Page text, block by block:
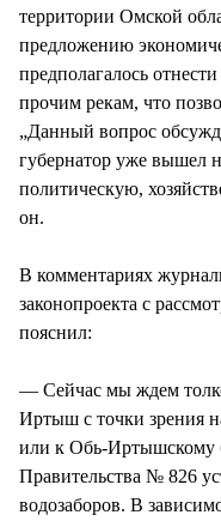
территории Омской
предложению
предполагалось
прочим рекам, что
„Данный вопрос
губернатор уже вышел
политическую,
он.
В комментариях
законопроекта с
пояснил:
— Сейчас мы ждем
Иртыш с точки зрения
или к Обь-Иртышскому
Правительства № 826
водозаборов. В